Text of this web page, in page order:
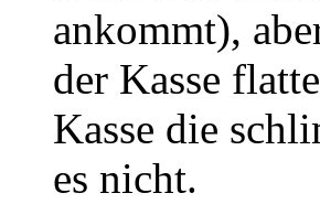
ankommt),
der Kasse
Kasse die
es nicht.